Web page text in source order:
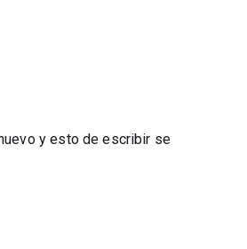
y esto de escribir se